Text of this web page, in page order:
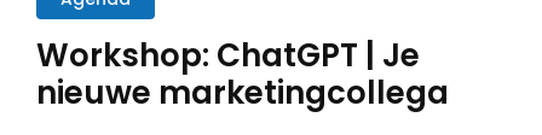
Workshop: ChatGPT | Je
nieuwe marketingcollega